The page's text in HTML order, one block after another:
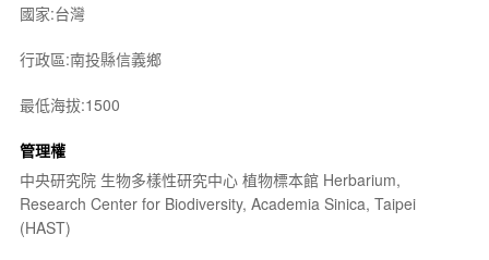
國家:台灣
行政區:南投縣信義鄉
最低海拔:1500
管理權
中央研究院 生物多樣性研究中心 植物標本館 Herbarium,
Research Center for Biodiversity, Academia Sinica, Taipei
(HAST)